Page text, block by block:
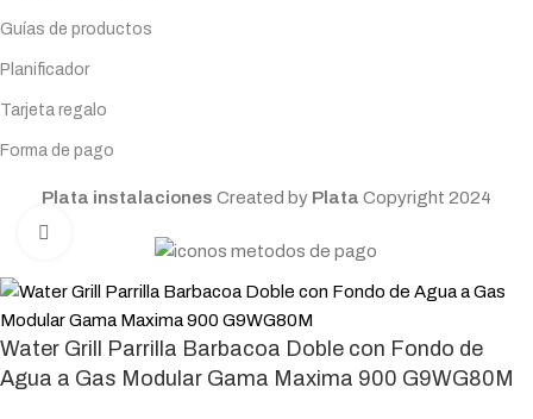
Click to enlarge
Guías de productos
Planificador
Tarjeta regalo
Forma de pago
Plata instalaciones Created by Plata Copyright 2024
Water Grill Parrilla Barbacoa Doble con Fondo de
Agua a Gas Modular Gama Maxima 900 G9WG80M